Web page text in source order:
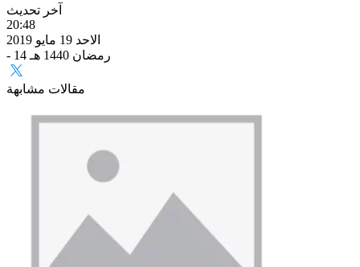
آخر تحديث
20:48
الاحد 19 مايو 2019
- 14 رمضان 1440 هـ
مقالات مشابهة